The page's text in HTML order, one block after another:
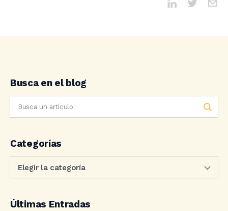
Busca en el blog
Categorías
Últimas Entradas